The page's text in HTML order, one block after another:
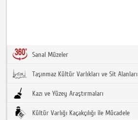
Sanal Müzeler
Taşınmaz Kültür Varlıkları ve Sit Alanları
Kazı ve Yüzey Araştırmaları
Kültür Varlığı Kaçakçılığı ile Mücadele